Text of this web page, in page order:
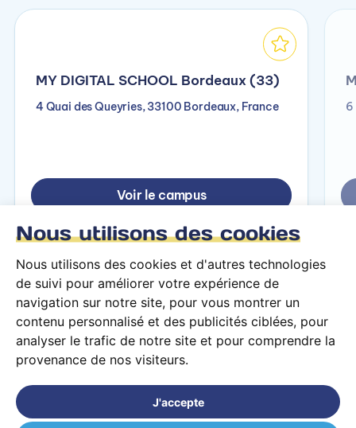
Nous utilisons des cookies
Nous utilisons des cookies et d'autres technologies
de suivi pour améliorer votre expérience de
navigation sur notre site, pour vous montrer un
contenu personnalisé et des publicités ciblées, pour
analyser le trafic de notre site et pour comprendre la
provenance de nos visiteurs.
J'accepte
MY DIGITAL SCHOOL Bordeaux (33)
4 Quai des Queyries, 33100 Bordeaux, France
Voir le campus
6
Conditions générales d’utilisation
© 2026 PARCOURS Privé tous droits réservés